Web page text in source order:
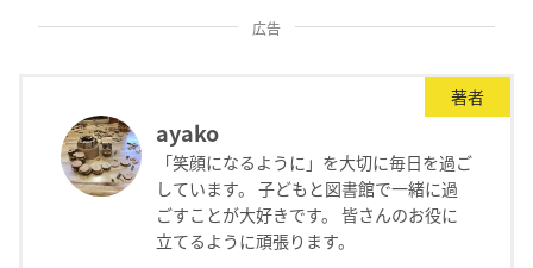
広告
著者
ayako
「笑顔になるように」を大切に毎日を過ご
しています。 子どもと図書館で一緒に過
ごすことが大好きです。 皆さんのお役に
立てるように頑張ります。